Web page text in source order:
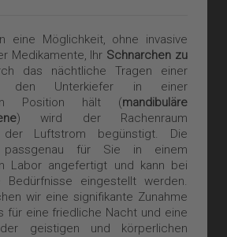
eine Möglichkeit, ohne invasive
Medikamente, Ihr Schnarchen zu
das nächtliche Tragen einer
den Unterkiefer in einer
Position hält (mandibuläre
) wird der Rachenraum
Luftstrom begünstigt. Die
passgenau für Sie in einem
Labor angefertigt und kann bei
eingestellt werden.
wir eine signifikante Zunahme
für eine friedliche Nacht und eine
geistigen und körperlichen